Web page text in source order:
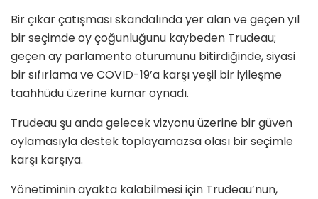
Bir çıkar çatışması skandalında yer alan ve geçen yıl
bir seçimde oy çoğunluğunu kaybeden Trudeau;
geçen ay parlamento oturumunu bitirdiğinde, siyasi
bir sıfırlama ve COVID-19’a karşı yeşil bir iyileşme
taahhüdü üzerine kumar oynadı.
Trudeau şu anda gelecek vizyonu üzerine bir güven
oylamasıyla destek toplayamazsa olası bir seçimle
karşı karşıya.
Yönetiminin ayakta kalabilmesi için Trudeau’nun,